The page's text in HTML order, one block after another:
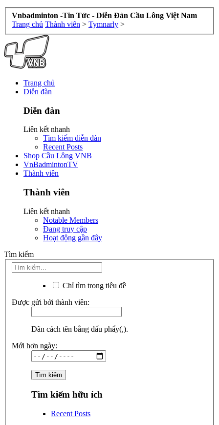
Vnbadminton -Tin Tức - Diễn Đàn Cầu Lông Việt Nam
Trang chủ Thành viên > Tymnarly >
Trang chủ
Diễn đàn
Diễn đàn
Liên kết nhanh
Tìm kiếm diễn đàn
Recent Posts
Shop Cầu Lông VNB
VnBadmintonTV
Thành viên
Thành viên
Liên kết nhanh
Notable Members
Đang truy cập
Hoạt động gần đây
Tìm kiếm
Chỉ tìm trong tiêu đề
Được gửi bởi thành viên:
Dãn cách tên bằng dấu phẩy(,).
Mới hơn ngày:
Tìm kiếm hữu ích
Recent Posts